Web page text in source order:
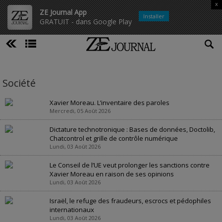
ZE Journal App
GRATUIT - dans Google Play
x
Installer
Société
Xavier Moreau. L’inventaire des paroles
Mercredi, 05 Août 2026
Dictature technotronique : Bases de données, Doctolib,
Chatcontrol et grille de contrôle numérique
Lundi, 03 Août 2026
Le Conseil de l’UE veut prolonger les sanctions contre
Xavier Moreau en raison de ses opinions
Lundi, 03 Août 2026
Israël, le refuge des fraudeurs, escrocs et pédophiles
internationaux
Lundi, 03 Août 2026